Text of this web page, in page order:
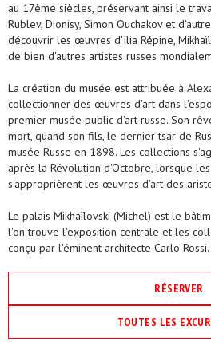
au 17ème siècles, préservant ainsi le
Rublev, Dionisy, Simon Ouchakov et
découvrir les œuvres d'Ilia Répine,
de bien d'autres artistes russes
La création du musée est attribuée à
collectionner des œuvres d'art dans
premier musée public d'art russe. Son
mort, quand son fils, le dernier tsar de
musée Russe en 1898. Les collections
après la Révolution d'Octobre, lorsque
s'approprièrent les œuvres d'art des
Le palais Mikhaïlovski (Michel) est le
l'on trouve l'exposition centrale et les
conçu par l'éminent architecte Carlo Rossi.
RÉSERVER
TOUTES LES